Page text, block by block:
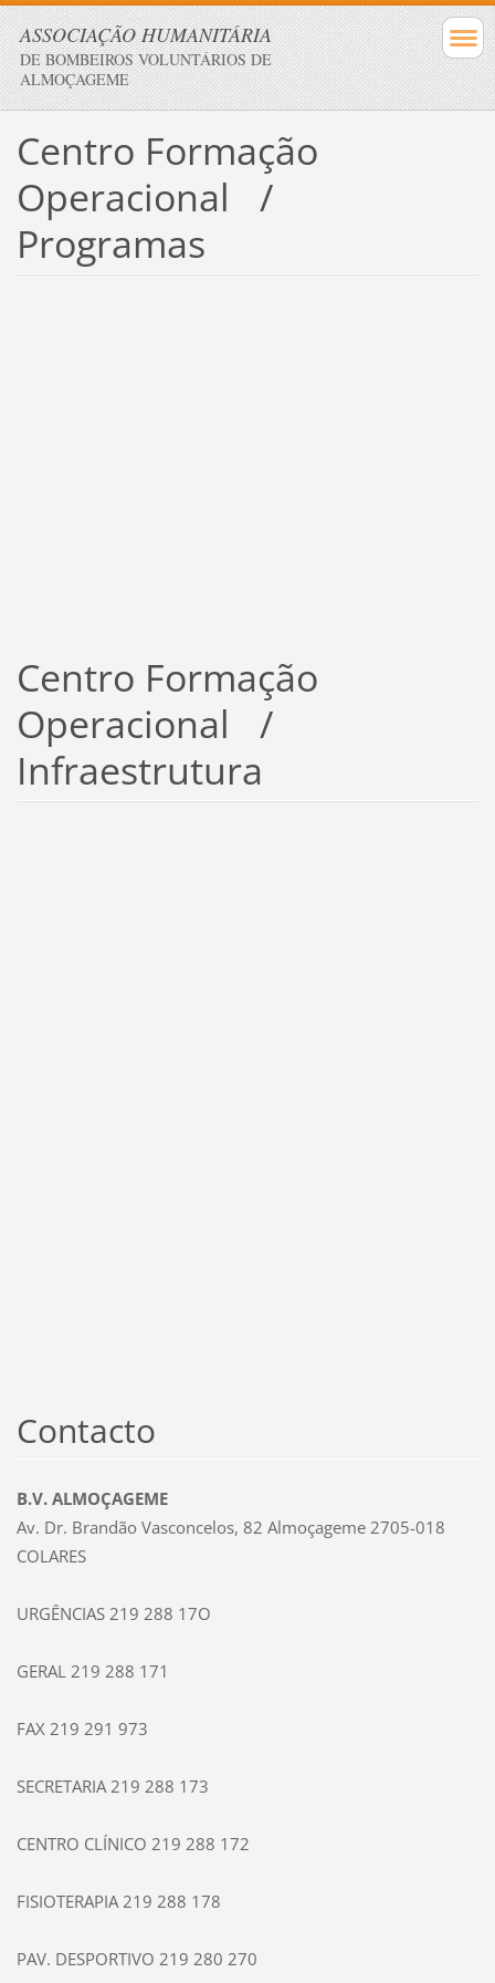
ASSOCIAÇÃO HUMANITÁRIA
DE BOMBEIROS VOLUNTÁRIOS DE
ALMOÇAGEME
Centro Formação
Operacional /
Programas
Centro Formação
Operacional /
Infraestrutura
Contacto
B.V. ALMOÇAGEME
Av. Dr. Brandão Vasconcelos, 82 Almoçageme 2705-018
COLARES
URGÊNCIAS 219 288 17O
GERAL 219 288 171
FAX 219 291 973
SECRETARIA 219 288 173
CENTRO CLÍNICO 219 288 172
FISIOTERAPIA 219 288 178
PAV. DESPORTIVO 219 280 270